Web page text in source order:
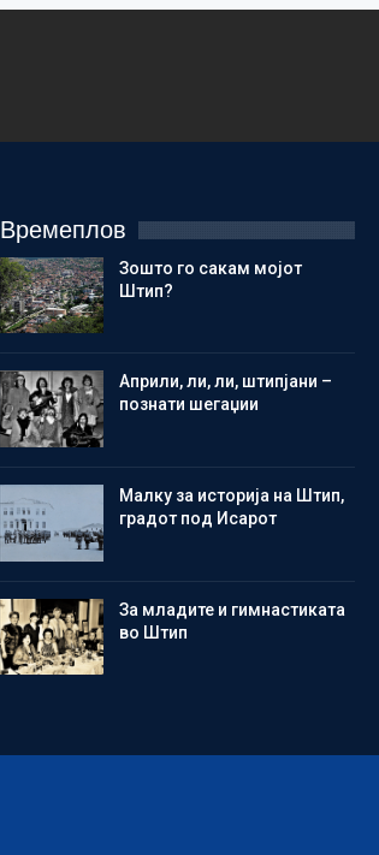
Времеплов
Зошто го сакам мојот
Штип?
Aприли, ли, ли, штипјани –
познати шегаџии
Малку за историја на Штип,
градот под Исарот
Зa младите и гимнастиката
во Штип